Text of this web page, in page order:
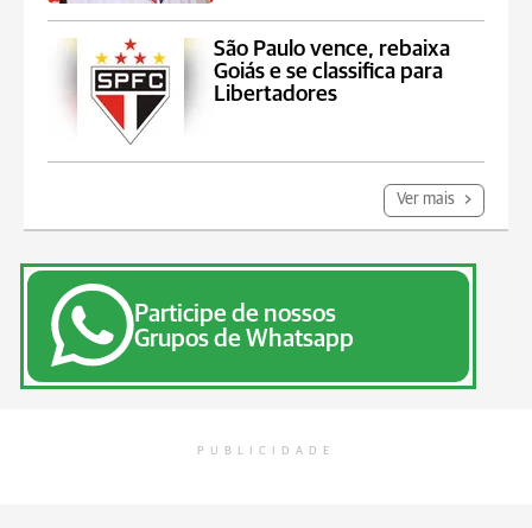
São Paulo vence, rebaixa
Goiás e se classifica para
Libertadores
Ver mais
Participe de nossos
Grupos de Whatsapp
PUBLICIDADE